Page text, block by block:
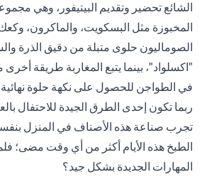
الشائع تحضير وتقديم البيتيفور، وهي
المخبوزة مثل البسكويت، والماكرون، وكعك
الصوماليون حلوى متبلة من دقيق الذرة
"اكسلواد"، بينما يتبع المغاربة طريقة
في الطواجن للحصول على نكهة حلوة
ربما تكون إحدى الطرق الجيدة للاحتفال
تجرب صناعة هذه الأصناف في المنزل
الطبخ هذه الأيام أكثر من أي وقت مضى؛
المهارات الجديدة بشكل جيد؟